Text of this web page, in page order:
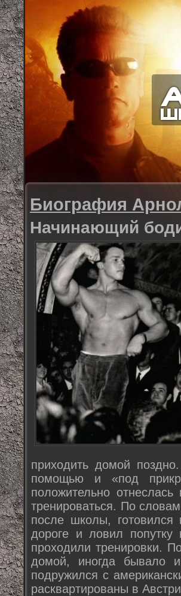
Биография
Начинающий
приходить домой
помощью и «под
положительно
тренироваться. По
после школы,
дороге и ловил
проходили тренировки.
домой, иногда бывало
подружился с
расквартированы в